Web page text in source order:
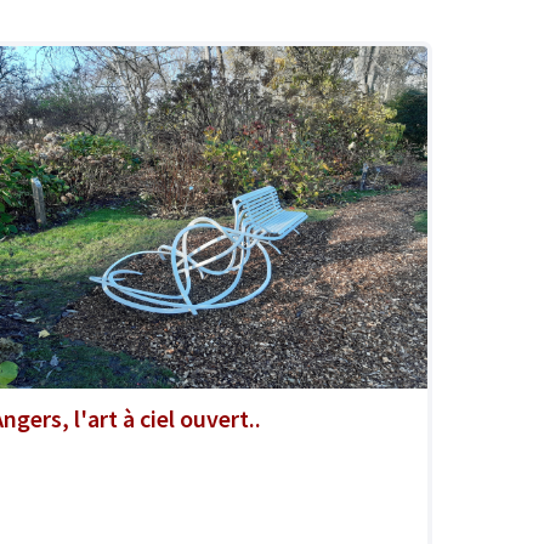
l'art à ciel ouvert..